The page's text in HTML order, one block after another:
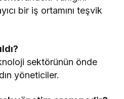
bir iş ortamını teşvik
sektörünün önde
yöneticiler.